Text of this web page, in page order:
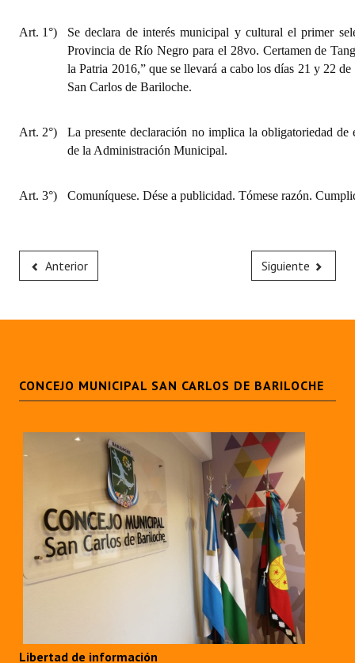
Antiguos Pobladores - Registro
Reconocimientos - Registro
Entrega de distinciones
Art. 1°)
Se declara de interés municipal y cultural el primer
Provincia de Río Negro para el 28vo. Certamen de
la Patria 2016,” que se llevará a cabo los días 21 y 22
San Carlos de Bariloche.
Art. 2°)
La presente declaración no implica la obligatoriedad de
de la Administración Municipal.
Art. 3°) Comuníquese. Dése a publicidad. Tómese razón.
Anterior Siguiente
CONCEJO MUNICIPAL SAN CARLOS DE BARILOCHE
Libertad de información